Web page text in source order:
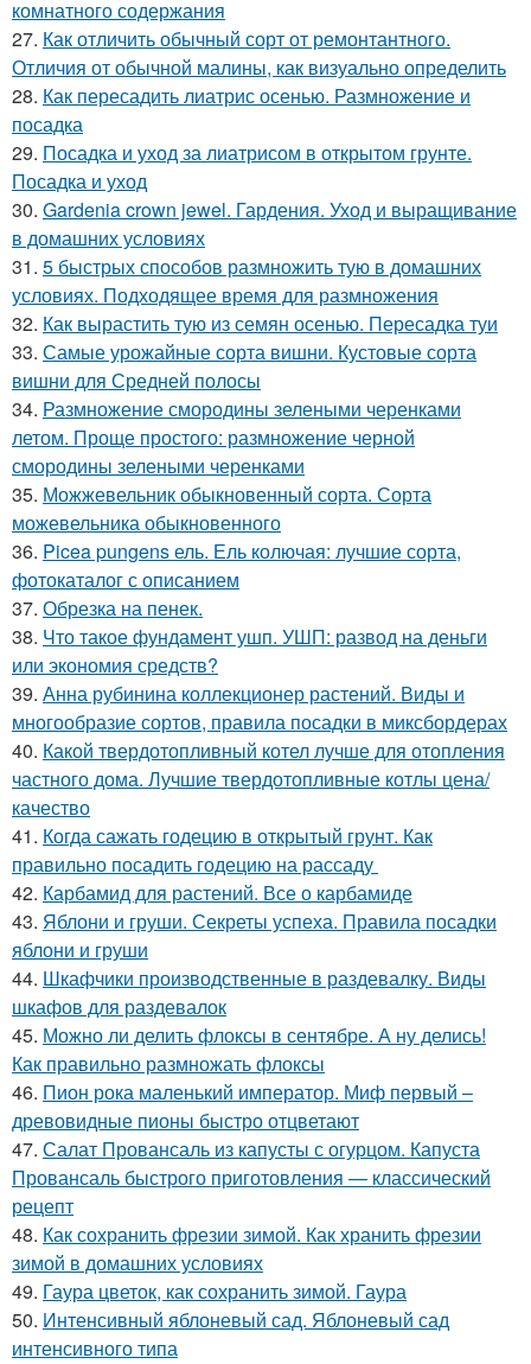
комнатного содержания
27. Как отличить обычный сорт от ремонтантного.
Отличия от обычной малины, как визуально определить
28. Как пересадить лиатрис осенью. Размножение и
посадка
29. Посадка и уход за лиатрисом в открытом грунте.
Посадка и уход
30. Gardenia crown jewel. Гардения. Уход и выращивание
в домашних условиях
31. 5 быстрых способов размножить тую в домашних
условиях. Подходящее время для размножения
32. Как вырастить тую из семян осенью. Пересадка туи
33. Самые урожайные сорта вишни. Кустовые сорта
вишни для Средней полосы
34. Размножение смородины зелеными черенками
летом. Проще простого: размножение черной
смородины зелеными черенками
35. Можжевельник обыкновенный сорта. Сорта
можевельника обыкновенного
36. Picea pungens ель. Ель колючая: лучшие сорта,
фотокаталог с описанием
37. Обрезка на пенек.
38. Что такое фундамент ушп. УШП: развод на деньги
или экономия средств?
39. Анна рубинина коллекционер растений. Виды и
многообразие сортов, правила посадки в миксбордерах
40. Какой твердотопливный котел лучше для отопления
частного дома. Лучшие твердотопливные котлы цена/
качество
41. Когда сажать годецию в открытый грунт. Как
правильно посадить годецию на рассаду
42. Карбамид для растений. Все о карбамиде
43. Яблони и груши. Секреты успеха. Правила посадки
яблони и груши
44. Шкафчики производственные в раздевалку. Виды
шкафов для раздевалок
45. Можно ли делить флоксы в сентябре. А ну делись!
Как правильно размножать флоксы
46. Пион рока маленький император. Миф первый –
древовидные пионы быстро отцветают
47. Салат Провансаль из капусты с огурцом. Капуста
Провансаль быстрого приготовления — классический
рецепт
48. Как сохранить фрезии зимой. Как хранить фрезии
зимой в домашних условиях
49. Гаура цветок, как сохранить зимой. Гаура
50. Интенсивный яблоневый сад. Яблоневый сад
интенсивного типа